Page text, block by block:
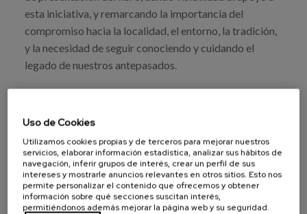
esta iniciativa, y remarcando la importancia del
compromiso hacia la localidad, el entorno, la tradición,
y la necesidad de seguir conociendo y cuidando el
legado de nuestros antepasados.
MatiaZaleak ha promovido la iniciativa, ha puesto el
marco del valor y lo que aportan las personas mayores
a la sociedad y la acción colaborativa.
Karmele Berasategi, sobrina de Pio Berasategi, ha
Uso de Cookies
Utilizamos cookies propias y de terceros para mejorar nuestros
servicios, elaborar información estadística, analizar sus hábitos de
navegación, inferir grupos de interés, crear un perfil de sus
intereses y mostrarle anuncios relevantes en otros sitios. Esto nos
permite personalizar el contenido que ofrecemos y obtener
información sobre qué secciones suscitan interés,
permitiéndonos además mejorar la página web y su seguridad.